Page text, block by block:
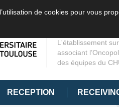
de cookies pour vous
L'établissement
associant
des équipes du
RECEPTION